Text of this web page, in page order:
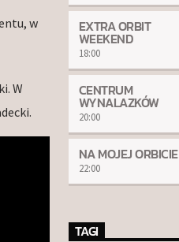
w
W
EXTRA ORBIT
WEEKEND
18:00
CENTRUM
WYNALAZKÓW
20:00
NA MOJEJ ORBICIE
22:00
TAGI